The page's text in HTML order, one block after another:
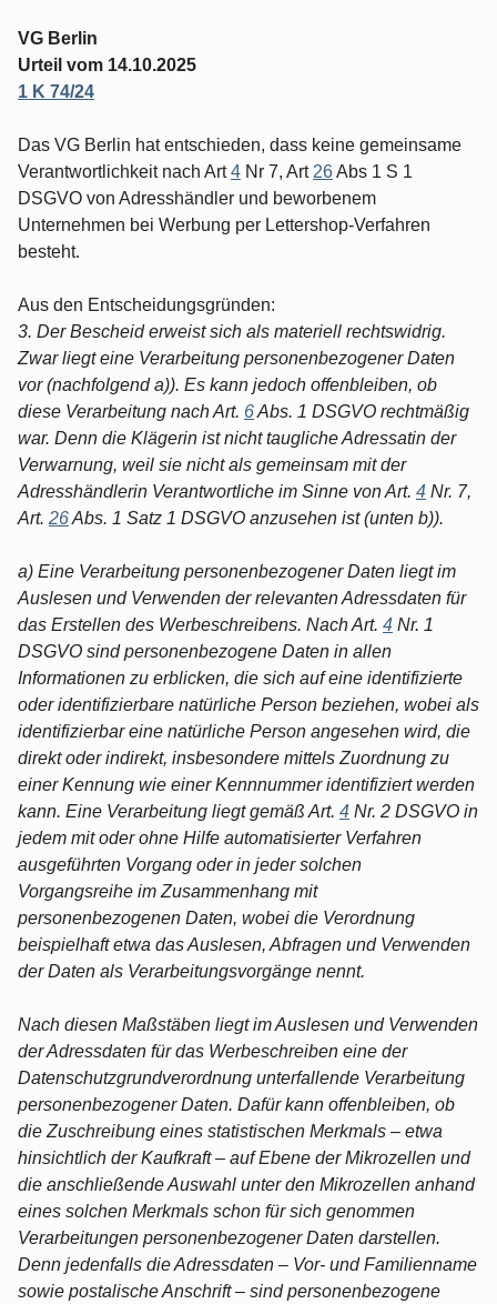
VG Berlin
Urteil vom 14.10.2025
1 K 74/24
Das VG Berlin hat entschieden, dass keine gemeinsame
Verantwortlichkeit nach Art4 Nr 7, Art 26Abs 1 S 1
DSGVO von Adresshändler und beworbenem
Unternehmen bei Werbung per Lettershop-Verfahren
besteht.
Aus den Entscheidungsgründen:
3. Der Bescheid erweist sich als materiell rechtswidrig.
Zwar liegt eine Verarbeitung personenbezogener Daten
vor (nachfolgend a)). Es kann jedoch offenbleiben, ob
diese Verarbeitung nach Art. 6Abs. 1 DSGVO rechtmäßig
war. Denn die Klägerin ist nicht taugliche Adressatin der
Verwarnung, weil sie nicht als gemeinsam mit der
Adresshändlerin Verantwortliche im Sinne von Art. 4 Nr. 7,
Art. 26Abs. 1 Satz 1 DSGVO anzusehen ist (unten b)).
a) Eine Verarbeitung personenbezogener Daten liegt im
Auslesen und Verwenden der relevanten Adressdaten für
das Erstellen des Werbeschreibens. Nach Art. 4 Nr. 1
DSGVO sind personenbezogene Daten in allen
Informationen zu erblicken, die sich auf eine identifizierte
oder identifizierbare natürliche Person beziehen, wobei als
identifizierbar eine natürliche Person angesehen wird, die
direkt oder indirekt, insbesondere mittels Zuordnung zu
einer Kennung wie einer Kennnummer identifiziert werden
kann. Eine Verarbeitung liegt gemäß Art. 4 Nr. 2 DSGVO in
jedem mit oder ohne Hilfe automatisierter Verfahren
ausgeführten Vorgang oder in jeder solchen
Vorgangsreihe im Zusammenhang mit
personenbezogenen Daten, wobei die Verordnung
beispielhaft etwa das Auslesen, Abfragen und Verwenden
der Daten als Verarbeitungsvorgänge nennt.
Nach diesen Maßstäben liegt im Auslesen und Verwenden
der Adressdaten für das Werbeschreiben eine der
Datenschutzgrundverordnung unterfallende Verarbeitung
personenbezogener Daten. Dafür kann offenbleiben, ob
die Zuschreibung eines statistischen Merkmals – etwa
hinsichtlich der Kaufkraft – auf Ebene der Mikrozellen und
die anschließende Auswahl unter den Mikrozellen anhand
eines solchen Merkmals schon für sich genommen
Verarbeitungen personenbezogener Daten darstellen.
Denn jedenfalls die Adressdaten – Vor- und Familienname
sowie postalische Anschrift – sind personenbezogene